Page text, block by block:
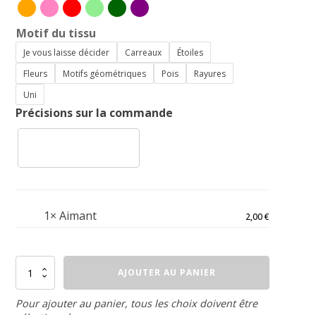
Motif du tissu
Je vous laisse décider Carreaux
Étoiles
Fleurs
Motifs géométriques Pois
Rayures
Uni
Précisions sur la commande
1× Aimant 2,00€
quantité
Aimant
AJOUTER AU PANIER
Pour ajouter au panier, tous les choix doivent être